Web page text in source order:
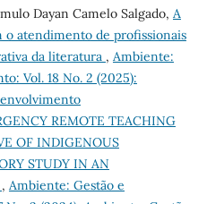
Dayan Camelo Salgado, A
o atendimento de profissionais
da literatura , Ambiente:
Vol. 18 No. 2 (2025):
REMOTE TEACHING
OF INDIGENOUS
STUDY IN AN
, Ambiente: Gestão e